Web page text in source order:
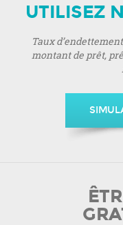
UTILISEZ
Taux
montant de prêt,